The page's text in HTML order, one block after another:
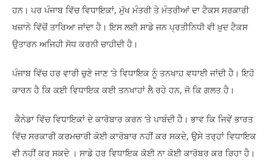
ਹਨ। ਪਰ ਪੰਜਾਬ ਵਿੱਚ ਵਿਧਾਇਕਾਂ, ਮੁੱਖ ਮੰਤਰੀ ਤੇ ਮੰਤਰੀਆਂ ਦਾ ਟੈਕਸ ਸਰਕਾਰੀ
ਖਜ਼ਾਨੇ ਵਿੱਚੋਂ ਤਾਰਿਆ ਜਾਂਦਾ ਹੈ। ਇਸ ਲਈ ਸਾਡੇ ਜਨ ਪ੍ਰਤੀਨਿਧੀ ਵੀ ਖ਼ੁਦ ਟੈਕਸ
ਉਤਾਰਨ ਅਜਿਹੀ ਸੋਧ ਕਰਨੀ ਚਾਹੀਦੀ ਹੈ।
ਪੰਜਾਬ ਵਿੱਚ ਹਰ ਵਾਰੀ ਚੁਣੇ ਜਾਣ ‘ਤੇ ਵਿਧਾਇਕ ਨੂੰ ਤਨਖਾਹ ਵਧਾਈ ਜਾਂਦੀ ਹੈ। ਇਹੋ
ਕਾਰਨ ਹੈ ਕਿ ਕਈ ਵਿਧਾਇਕ ਕਈ ਤਨਖਾਹਾਂ ਲੈ ਰਹੇ ਹਨ, ਜੋ ਕਿ ਗਲਤ ਹੈ।
ਕੈਨੇਡਾ ਵਿੱਚ ਵਿਧਾਇਕਾਂ ਦੇ ਕਾਰੋਬਾਰ ਕਰਨ ‘ਤੇ ਪਾਬੰਦੀ ਹੈ। ਭਾਵ ਕਿ ਜਿਵੇਂ ਭਾਰਤ
ਵਿੱਚ ਸਰਕਾਰੀ ਕਰਮਚਾਰੀ ਕੋਈ ਕਾਰੋਬਾਰ ਨਹੀਂ ਕਰ ਸਕਦੇ, ਉਸੇ ਤਰ੍ਹਾਂ ਵਿਧਾਇਕ
ਵੀ ਨਹੀਂ ਕਰ ਸਕਦੇ । ਸਾਡੇ ਹਰ ਵਿਧਾਇਕ ਕੋਈ ਨਾ ਕੋਈ ਕਾਰੋਬਰ ਕਰ ਰਿਹਾ ਹੈ।